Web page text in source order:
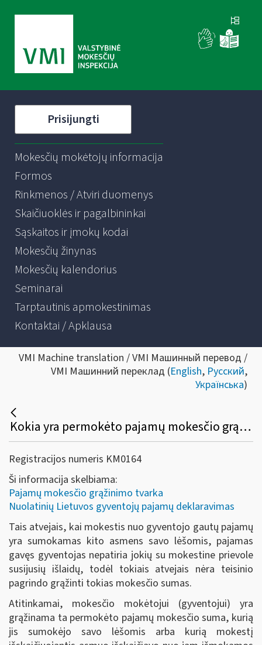
Prisijungti
Mokesčių mokėtojų informacija
Formos
Rinkmenos / Atviri duomenys
Skaičiuoklės ir pagalbininkai
Sąskaitos ir įmokų kodai
Mokesčių žinynas
Mokesčių kalendorius
Seminarai
Tarptautinis apmokestinimas
Kontaktai / Apklausa
VMI Machine translation / VMI Машинный перевод /
VMI Машинний переклад (English, Русский,
Українська)
Kokia yra permokėto pajamų mokesčio grąžinimo tvarka mokesčių mokėtojui, kai pajamų mokestis nuo jo gautų pajamų sumokamas kito asmens lėšomis?
Registracijos numeris KM0164
Ši informacija skelbiama:
Pajamų mokesčio grąžinimo tvarka
Nuolatinių Lietuvos gyventojų pajamų deklaravimas
Tais atvejais, kai mokestis nuo gyventojo gautų pajamų
yra sumokamas kito asmens savo lėšomis, pajamas
gavęs gyventojas nepatiria jokių su mokestine prievole
susijusių išlaidų, todėl tokiais atvejais nėra teisinio
pagrindo grąžinti tokias mokesčio sumas.
Atitinkamai, mokesčio mokėtojui (gyventojui) yra
grąžinama ta permokėto pajamų mokesčio suma, kurią
jis sumokėjo savo lėšomis arba kurią mokestį